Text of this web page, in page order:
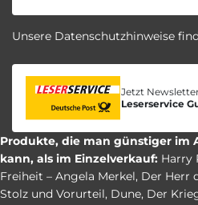
Unsere Datenschutzhinweise
Jetzt
Leserservice
Produkte, die man günstiger im
kann, als im Einzelverkauf: Harry
Freiheit – Angela Merkel, Der Herr
Stolz und Vorurteil, Dune, Der